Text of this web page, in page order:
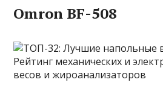
Omron BF-508